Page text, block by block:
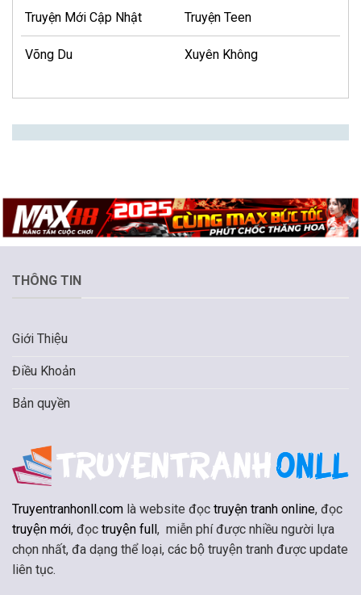
Truyện Mới Cập Nhật Truyện Teen
Võng Du Xuyên Không
THÔNG TIN
Giới Thiệu
Điều Khoản
Bản quyền
Truyentranhonll.com là website đọc truyện tranh online, đọc
truyện mới, đọc truyện full, miễn phí được nhiều người lựa
chọn nhất, đa dạng thể loại, các bộ truyện tranh được update
liên tục.